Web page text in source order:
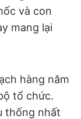
và con
mang lại
hàng năm
tổ chức.
thống nhất